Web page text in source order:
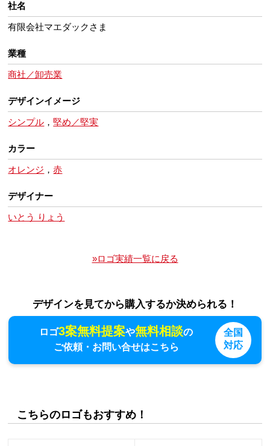
社名
有限会社マエダックさま
業種
商社／卸売業
デザインイメージ
シンプル ，堅め／堅実
カラー
オレンジ ，赤
デザイナー
いとう りょう
»ロゴ実績一覧に戻る
デザインを見てから購入するか決められる！
ロゴ3案無料提案や無料相談の
ご依頼・お問い合せはこちら
全国
対応
こちらのロゴもおすすめ！